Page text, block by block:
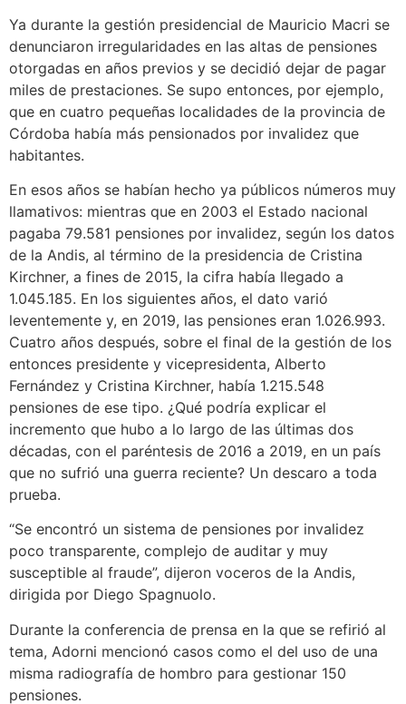
Ya durante la gestión presidencial de Mauricio Macri se
denunciaron irregularidades en las altas de pensiones
otorgadas en años previos y se decidió dejar de pagar
miles de prestaciones. Se supo entonces, por ejemplo,
que en cuatro pequeñas localidades de la provincia de
Córdoba había más pensionados por invalidez que
habitantes.
En esos años se habían hecho ya públicos números muy
llamativos: mientras que en 2003 el Estado nacional
pagaba 79.581 pensiones por invalidez, según los datos
de la Andis, al término de la presidencia de Cristina
Kirchner, a fines de 2015, la cifra había llegado a
1.045.185. En los siguientes años, el dato varió
leventemente y, en 2019, las pensiones eran 1.026.993.
Cuatro años después, sobre el final de la gestión de los
entonces presidente y vicepresidenta, Alberto
Fernández y Cristina Kirchner, había 1.215.548
pensiones de ese tipo. ¿Qué podría explicar el
incremento que hubo a lo largo de las últimas dos
décadas, con el paréntesis de 2016 a 2019, en un país
que no sufrió una guerra reciente? Un descaro a toda
prueba.
“Se encontró un sistema de pensiones por invalidez
poco transparente, complejo de auditar y muy
susceptible al fraude”, dijeron voceros de la Andis,
dirigida por Diego Spagnuolo.
Durante la conferencia de prensa en la que se refirió al
tema, Adorni mencionó casos como el del uso de una
misma radiografía de hombro para gestionar 150
pensiones.